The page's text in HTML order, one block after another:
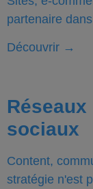
partenaire
Découvrir →
Réseaux
sociaux
Content,
stratégie n'est